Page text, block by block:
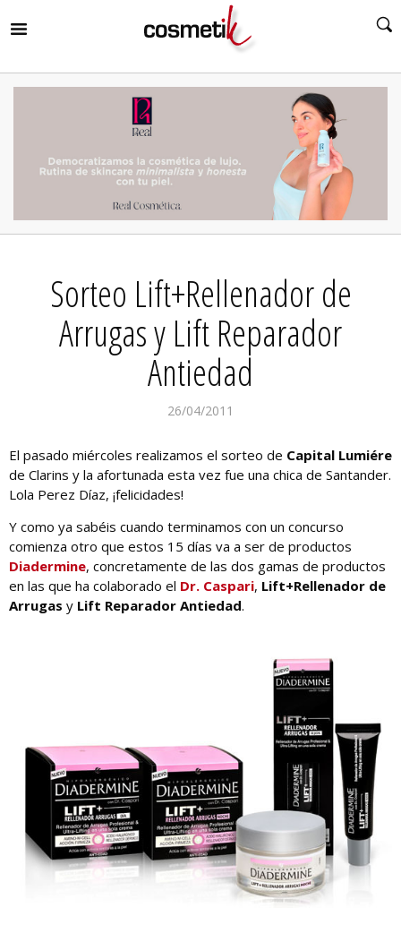
Sorteo Lift+Rellenador de
Arrugas y Lift Reparador
Antiedad
26/04/2011
El pasado miércoles realizamos el sorteo de Capital Lumiére
de Clarins y la afortunada esta vez fue una chica de Santander.
Lola Perez Díaz, ¡felicidades!
Y como ya sabéis cuando terminamos con un concurso
comienza otro que estos 15 días va a ser de productos
Diadermine, concretamente de las dos gamas de productos
en las que ha colaborado el Dr. Caspari, Lift+Rellenador de
Arrugas y Lift Reparador Antiedad.